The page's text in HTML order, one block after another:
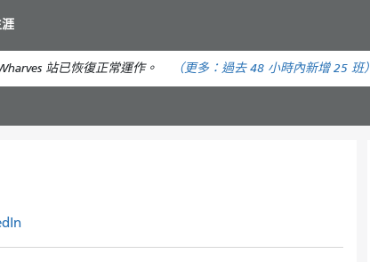
主
要
站已恢復正常運作。 （更多： 過去 48 小時內新增 25 班）